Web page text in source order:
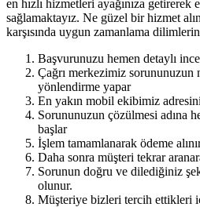
en hızlı hizmetleri ayağınıza getirerek
sağlamaktayız. Ne güzel bir hizmet
karşısında uygun zamanlama
Başvurunuzu hemen detaylı
Çağrı merkezimiz sorununuzun
yönlendirme yapar
En yakın mobil ekibimiz
Sorununuzun çözülmesi adına
başlar
İşlem tamamlanarak ödeme
Daha sonra müşteri tekrar
Sorunun doğru ve dilediğiniz
olunur.
Müşteriye bizleri tercih ettikleri